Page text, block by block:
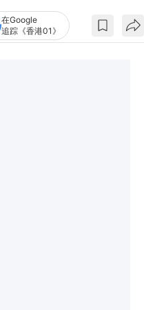
在Google
追踪《香港01》